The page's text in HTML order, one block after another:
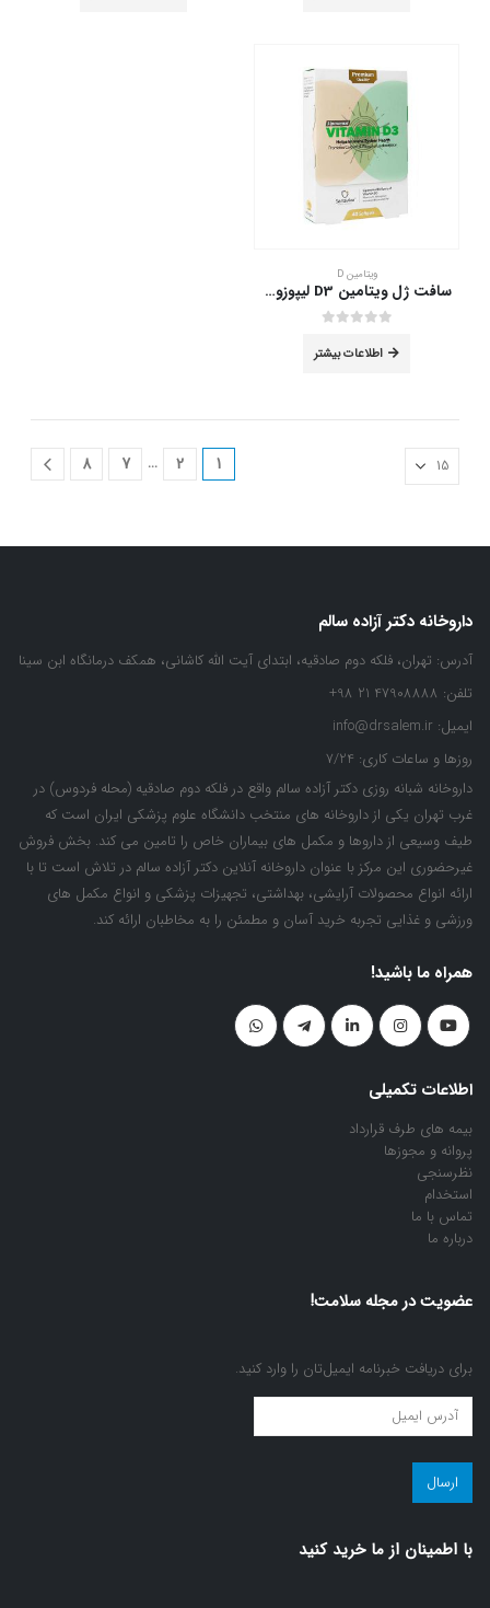
ویتامین D
سافت ژل ویتامین D3 لیپوزومال سانا فارمد 40 عدد
اطلاعات بیشتر
1
2
…
7
8
داروخانه دکتر آزاده سالم
آدرس: تهران، فلکه دوم صادقیه، ابتدای آیت الله کاشانی، همکف درمانگاه ابن سینا
تلفن: 47908888 21 98+
ایمیل: info@drsalem.ir
روزها و ساعات کاری: 7/24
داروخانه شبانه روزی دکتر آزاده سالم واقع در فلکه دوم صادقیه (محله فردوس) در
غرب تهران یکی از داروخانه های منتخب دانشگاه علوم پزشکی ایران است که
طیف وسیعی از داروها و مکمل های بیماران خاص را تامین می کند. بخش فروش
غیرحضوری این مرکز با عنوان داروخانه آنلاین دکتر آزاده سالم در تلاش است تا با
ارائه انواع محصولات آرایشی، بهداشتی، تجهیزات پزشکی و انواع مکمل های
ورزشی و غذایی تجربه خرید آسان و مطمئن را به مخاطبان ارائه کند.
همراه ما باشید!
اطلاعات تکمیلی
بیمه های طرف قرارداد
پروانه و مجوزها
نظرسنجی
استخدام
تماس با ما
درباره ما
عضویت در مجله سلامت!
برای دریافت خبرنامه ایمیل‌تان را وارد کنید.
عضویت
در
مجله
سلامت!
با اطمينان از ما خريد كنيد